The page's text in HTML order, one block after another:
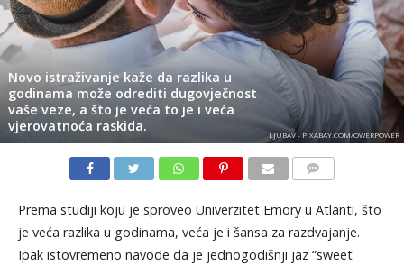
Novo istraživanje kaže da razlika u
godinama može odrediti dugovječnost
vaše veze, a što je veća to je i veća
vjerovatnoća raskida.
LJUBAV - PIXABAY.COM/OWERPOWER
Prema studiji koju je sproveo Univerzitet Emory u Atlanti, što
je veća razlika u godinama, veća je i šansa za razdvajanje.
Ipak istovremeno navode da je jednogodišnji jaz “sweet